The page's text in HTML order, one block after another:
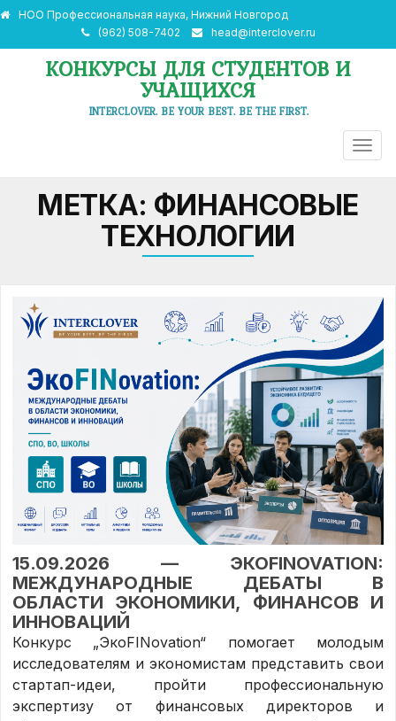
НОО Профессиональная наука, Нижний Новгород
(962) 508-7402
head@interclover.ru
КОНКУРСЫ ДЛЯ СТУДЕНТОВ И
УЧАЩИХСЯ
INTERCLOVER. BE YOUR BEST. BE THE FIRST.
МЕТКА: ФИНАНСОВЫЕ
ТЕХНОЛОГИИ
15.09.2026 — ЭКОFINOVATION:
МЕЖДУНАРОДНЫЕ ДЕБАТЫ В
ОБЛАСТИ ЭКОНОМИКИ, ФИНАНСОВ И
ИННОВАЦИЙ
Конкурс „ЭкоFINovation“ помогает молодым
исследователям и экономистам представить свои
стартап-идеи, пройти профессиональную
экспертизу от финансовых директоров и